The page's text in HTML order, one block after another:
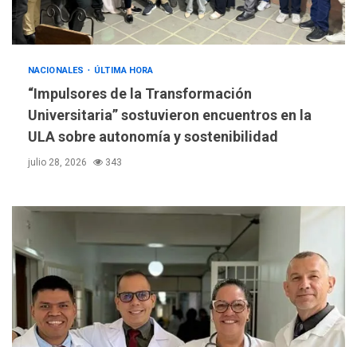
NACIONALES ÚLTIMA HORA
“Impulsores de la Transformación
Universitaria” sostuvieron encuentros en la
ULA sobre autonomía y sostenibilidad
julio 28, 2026 343